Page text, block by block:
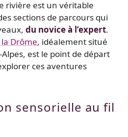
rivière est un véritable
sections de parcours qui
du novice à l’expert.
Drôme, idéalement situé
est le point de départ
ces aventures
sensorielle au fil